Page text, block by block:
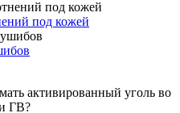
под кожей